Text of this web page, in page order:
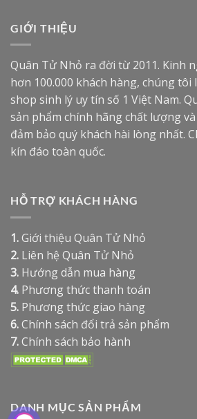
GIỚI THIỆU
Quân Tử Nhỏ ra đời từ 2011. Kinh
hơn 100.000 khách hàng, chúng
shop sinh lý uy tín số 1 Việt Nam.
sản phẩm chính hãng chất lượng
đảm bảo quý khách hài lòng nhất.
kín đáo toàn quốc.
HỖ TRỢ KHÁCH HÀNG
1.Giới thiệu Quân Tử Nhỏ
2. Liên hệ Quân Tử Nhỏ
3. Hướng dẫn mua hàng
4. Phương thức thanh toán
5. Phương thức giao hàng
6.Chính sách đổi trả sản phẩm
7.Chính sách bảo hành
DANH MỤC SẢN PHẨM